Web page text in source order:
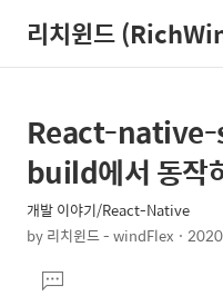
리치윈드
상
세
컨
텐
본
문
제
목
React-native-
build에서 동작
개발 이야기/React-Native
by리치윈드 - windFlex
문댓
글